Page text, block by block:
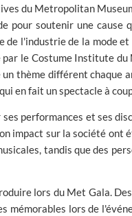
du Metropolitan
pour soutenir une
l'industrie de la mode et
le Costume Institute
thème différent chaque
en fait un spectacle à
performances et ses
impact sur la société
tandis que des
lors du Met Gala.
mémorables lors de